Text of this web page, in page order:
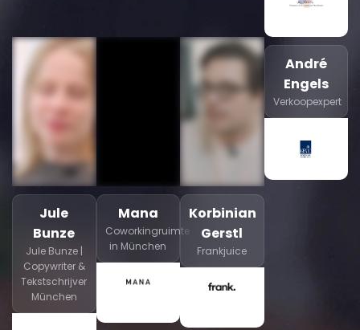
Jule
Bunze
Jule Bunze |
Copywriter &
Tekstschrijver
München
Mana
Coworkingruimte
in München
Korbinian
Gerstl
Frankjuice
André
Engels
Verkoopexpert